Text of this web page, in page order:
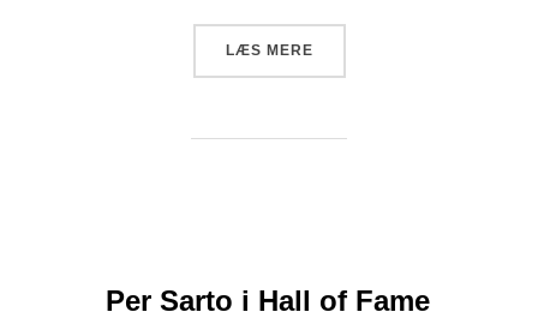
LÆS MERE“HÆDER TIL CLAUS
Per Sarto i Hall of Fame